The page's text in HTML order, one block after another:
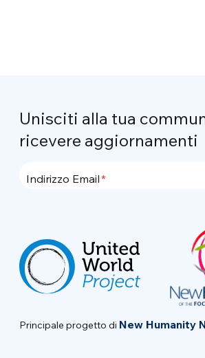
Unisciti alla tua
ricevere aggiornamenti
Indirizzo Email
Principale progetto di New Humanity